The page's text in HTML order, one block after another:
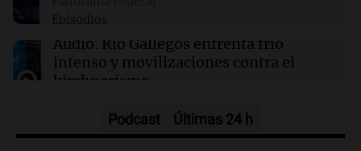
México establece nuevo récord de oros
Episodios
Audio. Río Gallegos enfrenta frío
intenso y movilizaciones contra el
kirchnerismo
Audio.Debate en el Senado sobre
Podcast Últimas 24 h